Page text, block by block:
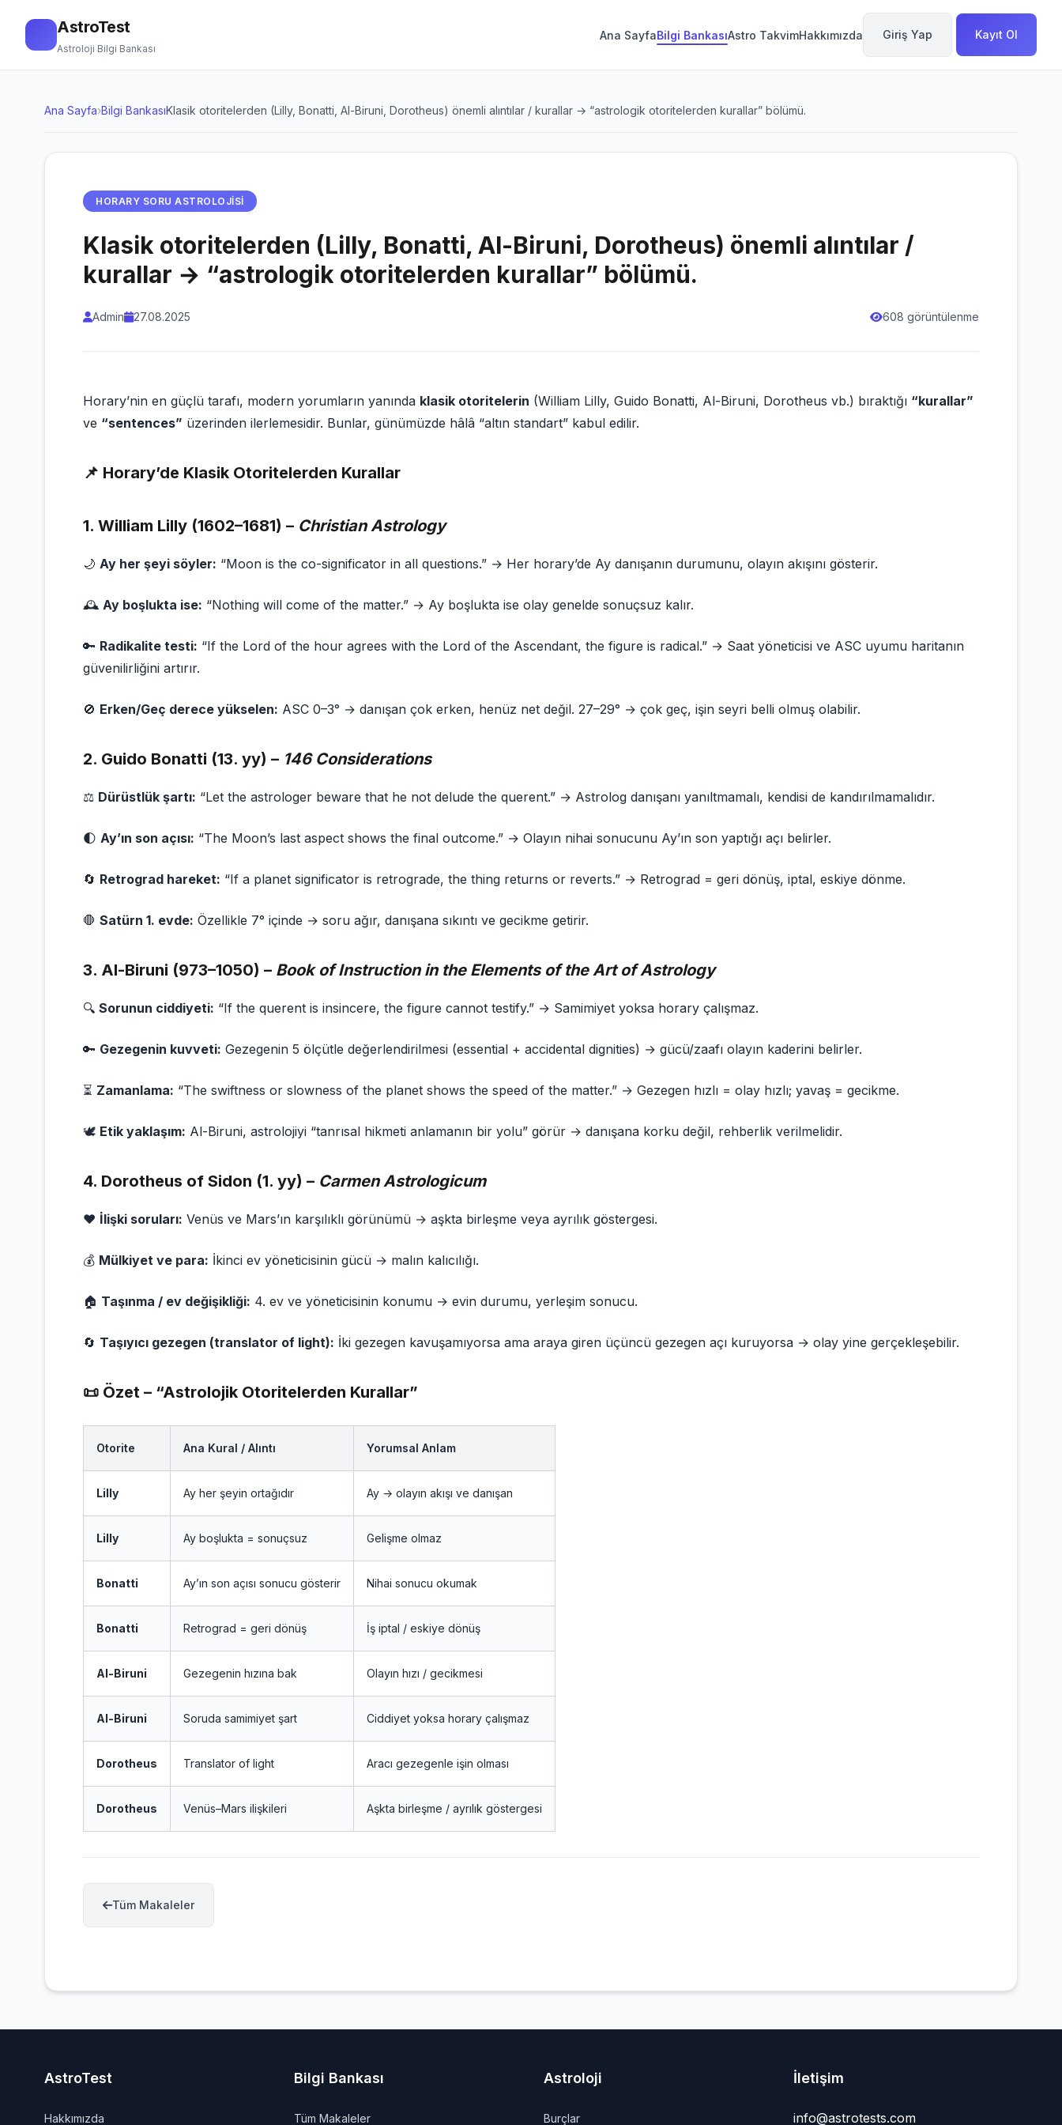
AstroTest
Astroloji Bilgi Bankası
Ana SayfaBilgi BankasıAstro TakvimHakkımızda Giriş Yap Kayıt Ol
Ana Sayfa›Bilgi BankasıKlasik otoritelerden (Lilly, Bonatti, Al-Biruni, Dorotheus) önemli alıntılar / kurallar → “astrologik otoritelerden kurallar” bölümü.
HORARY SORU ASTROLOJISI
Klasik otoritelerden (Lilly, Bonatti, Al-Biruni, Dorotheus) önemli alıntılar /
kurallar → “astrologik otoritelerden kurallar” bölümü.
Admin 27.08.2025 608 görüntülenme
Horary’nin en güçlü tarafı, modern yorumların yanında klasik otoritelerin (William Lilly, Guido Bonatti, Al-Biruni, Dorotheus vb.) bıraktığı “kurallar”
ve “sentences” üzerinden ilerlemesidir. Bunlar, günümüzde hâlâ “altın standart” kabul edilir.
📌 Horary’de Klasik Otoritelerden Kurallar
1. William Lilly (1602–1681) – Christian Astrology
🌙 Ay her şeyi söyler: “Moon is the co-significator in all questions.” → Her horary’de Ay danışanın durumunu, olayın akışını gösterir.
🕰 Ay boşlukta ise: “Nothing will come of the matter.” → Ay boşlukta ise olay genelde sonuçsuz kalır.
🔑 Radikalite testi: “If the Lord of the hour agrees with the Lord of the Ascendant, the figure is radical.” → Saat yöneticisi ve ASC uyumu haritanın
güvenilirliğini artırır.
🚫 Erken/Geç derece yükselen: ASC 0–3° → danışan çok erken, henüz net değil. 27–29° → çok geç, işin seyri belli olmuş olabilir.
2. Guido Bonatti (13. yy) – 146 Considerations
⚖️ Dürüstlük şartı: “Let the astrologer beware that he not delude the querent.” → Astrolog danışanı yanıltmamalı, kendisi de kandırılmamalıdır.
🌓 Ay’ın son açısı: “The Moon’s last aspect shows the final outcome.” → Olayın nihai sonucunu Ay’ın son yaptığı açı belirler.
🔄 Retrograd hareket: “If a planet significator is retrograde, the thing returns or reverts.” → Retrograd = geri dönüş, iptal, eskiye dönme.
🛑 Satürn 1. evde: Özellikle 7° içinde → soru ağır, danışana sıkıntı ve gecikme getirir.
3. Al-Biruni (973–1050) – Book of Instruction in the Elements of the Art of Astrology
🔍 Sorunun ciddiyeti: “If the querent is insincere, the figure cannot testify.” → Samimiyet yoksa horary çalışmaz.
🔑 Gezegenin kuvveti: Gezegenin 5 ölçütle değerlendirilmesi (essential + accidental dignities) → gücü/zaafı olayın kaderini belirler.
⏳ Zamanlama: “The swiftness or slowness of the planet shows the speed of the matter.” → Gezegen hızlı = olay hızlı; yavaş = gecikme.
🕊 Etik yaklaşım: Al-Biruni, astrolojiyi “tanrısal hikmeti anlamanın bir yolu” görür → danışana korku değil, rehberlik verilmelidir.
4. Dorotheus of Sidon (1. yy) – Carmen Astrologicum
❤️ İlişki soruları: Venüs ve Mars’ın karşılıklı görünümü → aşkta birleşme veya ayrılık göstergesi.
💰 Mülkiyet ve para: İkinci ev yöneticisinin gücü → malın kalıcılığı.
🏠 Taşınma / ev değişikliği: 4. ev ve yöneticisinin konumu → evin durumu, yerleşim sonucu.
🔄 Taşıyıcı gezegen (translator of light): İki gezegen kavuşamıyorsa ama araya giren üçüncü gezegen açı kuruyorsa → olay yine gerçekleşebilir.
📜 Özet – “Astrolojik Otoritelerden Kurallar”
Otorite Ana Kural / Alıntı Yorumsal Anlam
Lilly Ay her şeyin ortağıdır Ay → olayın akışı ve danışan
Lilly Ay boşlukta = sonuçsuz Gelişme olmaz
Bonatti Ay’ın son açısı sonucu gösterir Nihai sonucu okumak
Bonatti Retrograd = geri dönüş İş iptal / eskiye dönüş
Al-Biruni Gezegenin hızına bak Olayın hızı / gecikmesi
Al-Biruni Soruda samimiyet şart Ciddiyet yoksa horary çalışmaz
Dorotheus Translator of light Aracı gezegenle işin olması
Dorotheus Venüs–Mars ilişkileri Aşkta birleşme / ayrılık göstergesi
Tüm Makaleler
AstroTest
Hakkımızda
Bilgi Bankası
Tüm Makaleler
Astroloji
Burçlar
İletişim
info@astrotests.com